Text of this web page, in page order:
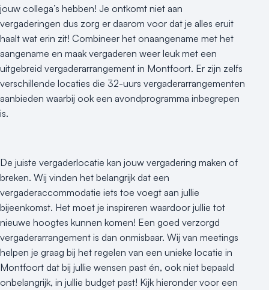
jouw collega’s hebben! Je ontkomt niet aan
vergaderingen dus zorg er daarom voor dat je alles eruit
haalt wat erin zit! Combineer het onaangename met het
aangename en maak vergaderen weer leuk met een
uitgebreid vergaderarrangement in Montfoort. Er zijn zelfs
verschillende locaties die 32-uurs vergaderarrangementen
aanbieden waarbij ook een avondprogramma inbegrepen
is.
De juiste vergaderlocatie kan jouw vergadering maken of
breken. Wij vinden het belangrijk dat een
vergaderaccommodatie iets toe voegt aan jullie
bijeenkomst. Het moet je inspireren waardoor jullie tot
nieuwe hoogtes kunnen komen! Een goed verzorgd
vergaderarrangement is dan onmisbaar. Wij van meetings
helpen je graag bij het regelen van een unieke locatie in
Montfoort dat bij jullie wensen past én, ook niet bepaald
onbelangrijk, in jullie budget past! Kijk hieronder voor een